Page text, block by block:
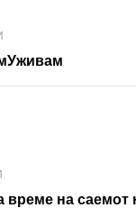
време на саемот